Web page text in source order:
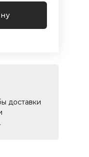
доставки